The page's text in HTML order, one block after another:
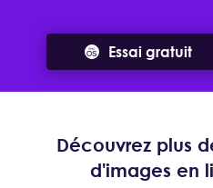
Essai gratuit
Découvrez plus
d'images en